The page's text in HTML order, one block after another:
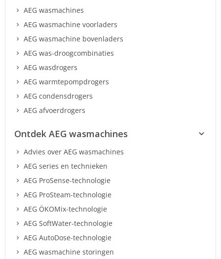
AEG wasmachines
AEG wasmachine voorladers
AEG wasmachine bovenladers
AEG was-droogcombinaties
AEG wasdrogers
AEG warmtepompdrogers
AEG condensdrogers
AEG afvoerdrogers
Ontdek AEG wasmachines
Advies over AEG wasmachines
AEG series en technieken
AEG ProSense-technologie
AEG ProSteam-technologie
AEG ÖKOMix-technologie
AEG SoftWater-technologie
AEG AutoDose-technologie
AEG wasmachine storingen